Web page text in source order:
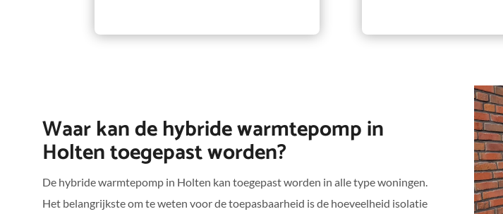
Waar kan de hybride warmtepomp in
Holten toegepast worden?
De hybride warmtepomp in Holten kan toegepast worden in alle type woningen.
Het belangrijkste om te weten voor de toepasbaarheid is de hoeveelheid isolatie